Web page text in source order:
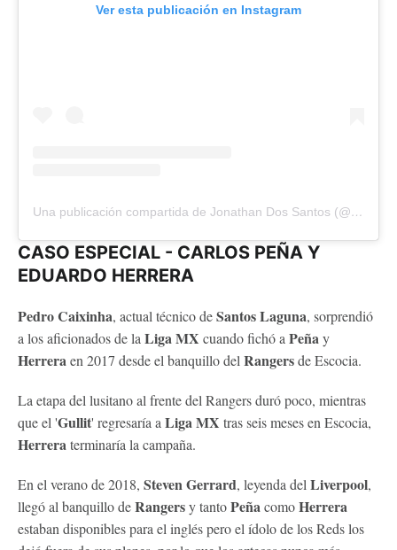
Ver esta publicación en Instagram
Una publicación compartida de Jonathan Dos Santos (@jona2santos)
CASO ESPECIAL - CARLOS PEÑA Y
EDUARDO HERRERA
Pedro Caixinha, actual técnico deSantos Laguna, sorprendió
a los aficionados de la Liga MX cuando fichó a Peñay
Herreraen 2017 desde el banquillo del Rangersde Escocia.
La etapa del lusitano al frente del Rangers duró poco, mientras
que el 'Gullit' regresaría a Liga MX tras seis meses en Escocia,
Herreraterminaría la campaña.
En el verano de 2018, Steven Gerrard, leyenda del Liverpool,
llegó al banquillo deRangersy tantoPeñacomoHerrera
estaban disponibles para el inglés pero el ídolo de los Reds los